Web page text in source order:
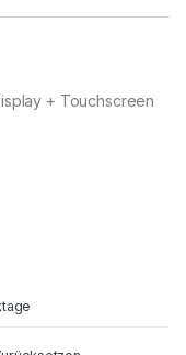
+ Touchscreen